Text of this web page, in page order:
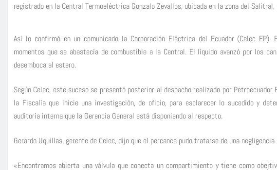
registrado en la Central Termoeléctrica Gonzalo Zevallos, ubicada en la zona del Salitral,
Así lo confirmó en un comunicado la Corporación Eléctrica del Ecuador (Celec
momentos que se abastecía de combustible a la Central. El líquido avanzó por los
desemboca al estero.
Según Celec, este suceso se presentó posterior al despacho realizado por
la Fiscalía que inicie una investigación, de oficio, para esclarecer lo sucedido y
auditoría interna que la Gerencia General está disponiendo al respecto.
Gerardo Uquillas, gerente de Celec, dijo que el percance pudo tratarse de una
«Encontramos abierta una válvula que conecta un compartimiento y tiene como